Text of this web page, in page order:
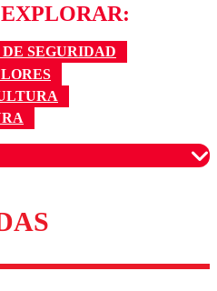
SEGURIDAD
para garantizar un